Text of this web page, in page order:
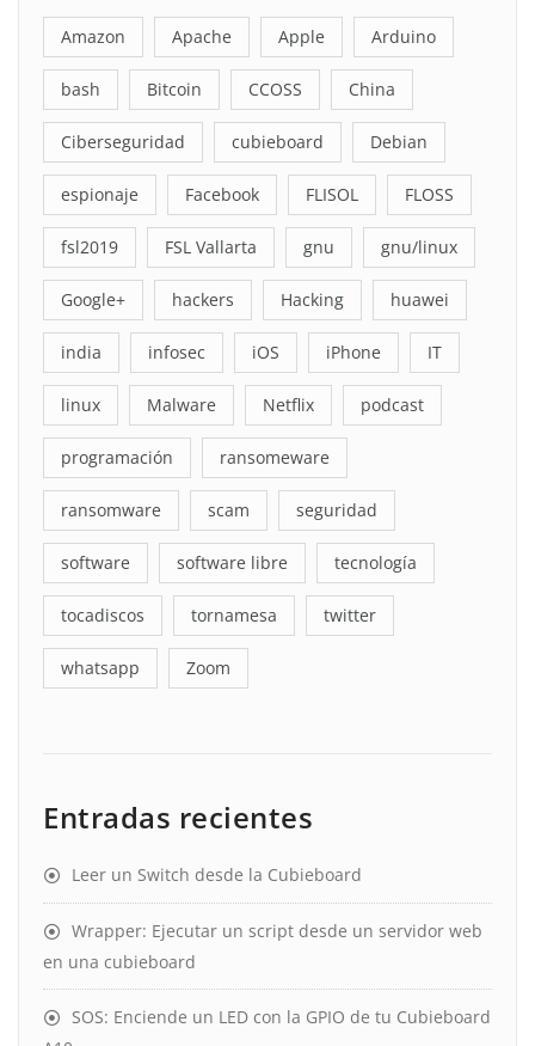
Amazon Apache Apple Arduino
bash Bitcoin CCOSS China
Ciberseguridad cubieboard Debian
espionaje Facebook FLISOL FLOSS
fsl2019 FSL Vallarta gnu gnu/linux
Google+ hackers Hacking huawei
india infosec iOS iPhone IT
linux Malware Netflix podcast
programación ransomeware
ransomware scam seguridad
software software libre tecnología
tocadiscos tornamesa twitter
whatsapp Zoom
Entradas recientes
Leer un Switch desde la Cubieboard
Wrapper: Ejecutar un script desde un servidor web
en una cubieboard
SOS: Enciende un LED con la GPIO de tu Cubieboard